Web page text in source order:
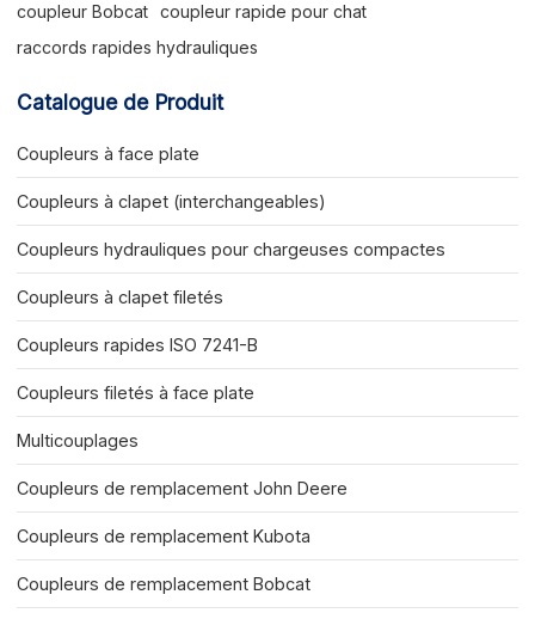
coupleur Bobcat
coupleur rapide pour chat
raccords rapides hydrauliques
Catalogue de Produit
Coupleurs à face plate
Coupleurs à clapet (interchangeables)
Coupleurs hydrauliques pour chargeuses compactes
Coupleurs à clapet filetés
Coupleurs rapides ISO 7241-B
Coupleurs filetés à face plate
Multicouplages
Coupleurs de remplacement John Deere
Coupleurs de remplacement Kubota
Coupleurs de remplacement Bobcat